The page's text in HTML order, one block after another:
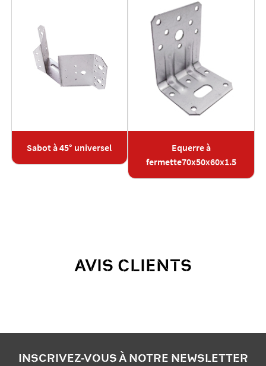
Sabot à 45° universel
Equerre à
fermette70x50x60x1.5
AVIS CLIENTS
INSCRIVEZ-VOUS À NOTRE NEWSLETTER